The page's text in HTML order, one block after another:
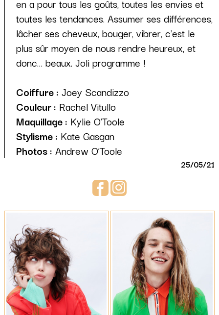
en a pour tous les goûts, toutes les envies et
toutes les tendances. Assumer ses différences,
lâcher ses cheveux, bouger, vibrer, c'est le
plus sûr moyen de nous rendre heureux, et
donc… beaux. Joli programme !
Coiffure : Joey Scandizzo
Couleur : Rachel Vitullo
Maquillage : Kylie O’Toole
Stylisme : Kate Gasgan
Photos : Andrew O’Toole
25/05/21
Facebook